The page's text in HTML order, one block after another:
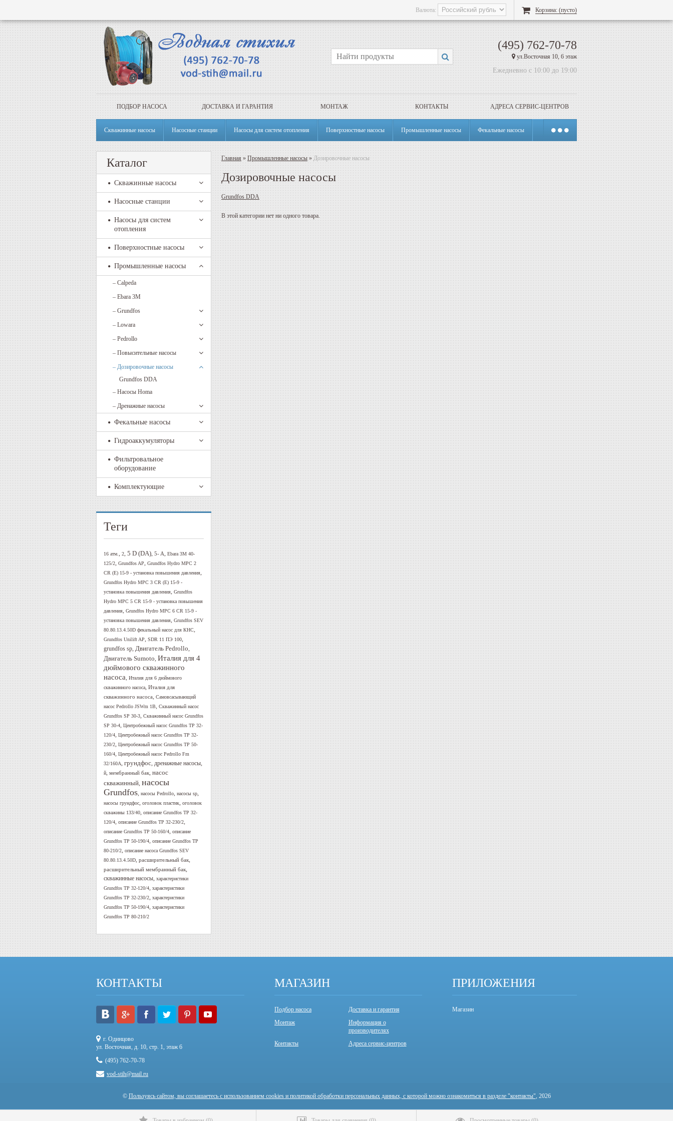
Валюта: Корзина: (пусто)
(495) 762-70-78
ул.Восточная 10, 6 этаж
Ежедневно с 10:00 до 19:00
ПОДБОР НАСОСА ДОСТАВКА И ГАРАНТИЯ МОНТАЖ КОНТАКТЫ АДРЕСА СЕРВИС-ЦЕНТРОВ
Скважинные насосы Насосные станции Насосы для систем отопления Поверхностные насосы Промышленные насосы Фекальные насосы
Каталог
Скважинные насосы
Насосные станции
Насосы для систем
отопления
Поверхностные насосы
Промышленные насосы
– Calpeda
– Ebara 3M
– Grundfos
– Lowara
– Pedrollo
– Повысительные насосы
– Дозировочные насосы
Grundfos DDA
– Насосы Homa
– Дренажные насосы
Фекальные насосы
Гидроаккумуляторы
Фильтровальное
оборудование
Комплектующие
Теги
16 атм. , 2, 5 D (DA), 5- A, Ebara 3M 40-
125/2, Grundfos AP, Grundfos Hydro MPC 2
CR (E) 15-9 - установка повышения давления,
Grundfos Hydro MPC 3 CR (E) 15-9 -
установка повышения давления, Grundfos
Hydro MPC 5 CR 15-9 - установка повышения
давления, Grundfos Hydro MPC 6 CR 15-9 -
установка повышения давления, Grundfos SEV
80.80.13.4.50D фекальный насос для КНС,
Grundfos Unilift AP, SDR 11 ПЭ 100,
grundfos sp, Двигатель Pedrollo,
Двигатель Sumoto, Италия для 4
дюймового скважинного
насоса, Италия для 6 дюймового
скважинного насоса, Италия для
скважинного насоса, Самовсасывающий
насос Pedrollo JSWm 1B, Скважинный насос
Grundfos SP 30-3, Скважинный насос Grundfos
SP 30-4, Центробежный насос Grundfos TP 32-
120/4, Центробежный насос Grundfos TP 32-
230/2, Центробежный насос Grundfos TP 50-
160/4, Центробежный насос Pedrollo Fm
32/160A, грундфос, дренажные насосы,
й, мембранный бак, насос
скважинный, насосы
Grundfos, насосы Pedrollo, насосы sp,
насосы грундфос, оголовок пластик, оголовок
скважины 133/40, описание Grundfos TP 32-
120/4, описание Grundfos TP 32-230/2,
описание Grundfos TP 50-160/4, описание
Grundfos TP 50-190/4, описание Grundfos TP
80-210/2, описание насоса Grundfos SEV
80.80.13.4.50D, расширительный бак,
расширительный мембранный бак,
скважинные насосы, характеристики
Grundfos TP 32-120/4, характеристики
Grundfos TP 32-230/2, характеристики
Grundfos TP 50-190/4, характеристики
Grundfos TP 80-210/2
Главная » Промышленные насосы»Дозировочные насосы
Дозировочные насосы
Grundfos DDA
В этой категории нет ни одного товара.
КОНТАКТЫ
г. Одинцово
ул. Восточная, д. 10, стр. 1, этаж 6
(495) 762-70-78
vod-stih@mail.ru
МАГАЗИН
Подбор насоса
Доставка и гарантия
Монтаж
Информация о
производителях
Контакты
Адреса сервис-центров
ПРИЛОЖЕНИЯ
Магазин
© Пользуясь сайтом, вы соглашаетесь с использованием cookies и политикой обработки персональных данных, с которой можно ознакомиться в разделе "контакты", 2026